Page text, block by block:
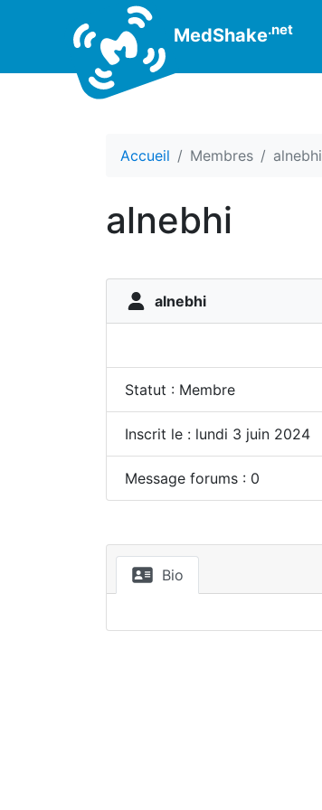
MedShake.net
Accueil Membres alnebhi
alnebhi
alnebhi
Statut : Membre
Inscrit le : lundi 3 juin 2024
Message forums : 0
Bio